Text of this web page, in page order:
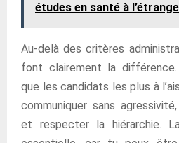
études en santé à
Au-delà des critères
font clairement la
que les candidats les plus à
communiquer sans
et respecter la hiérarchie.